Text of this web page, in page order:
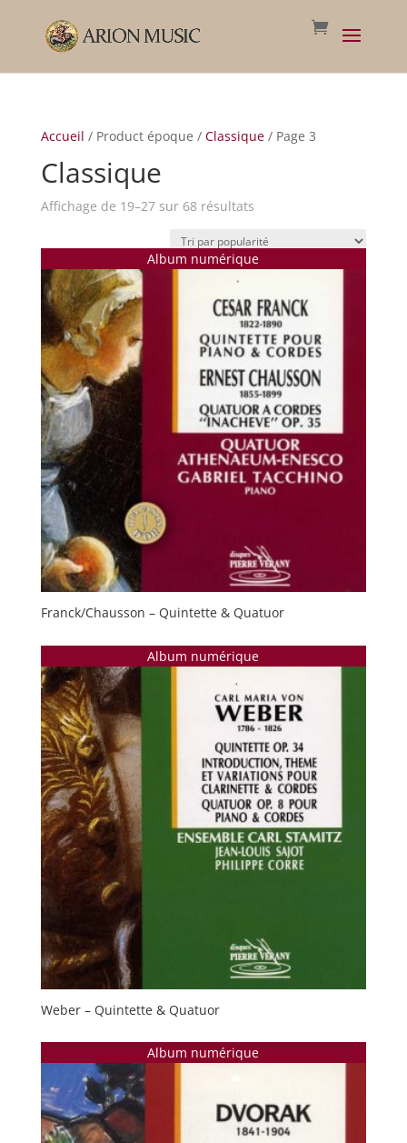
Accueil / Product époque / Classique/ Page 3
Classique
Affichage de 19–27 sur 68 résultatsTrié
popularité
Album numérique
Franck/Chausson – Quintette & Quatuor
Album numérique
Weber – Quintette & Quatuor
Album numérique